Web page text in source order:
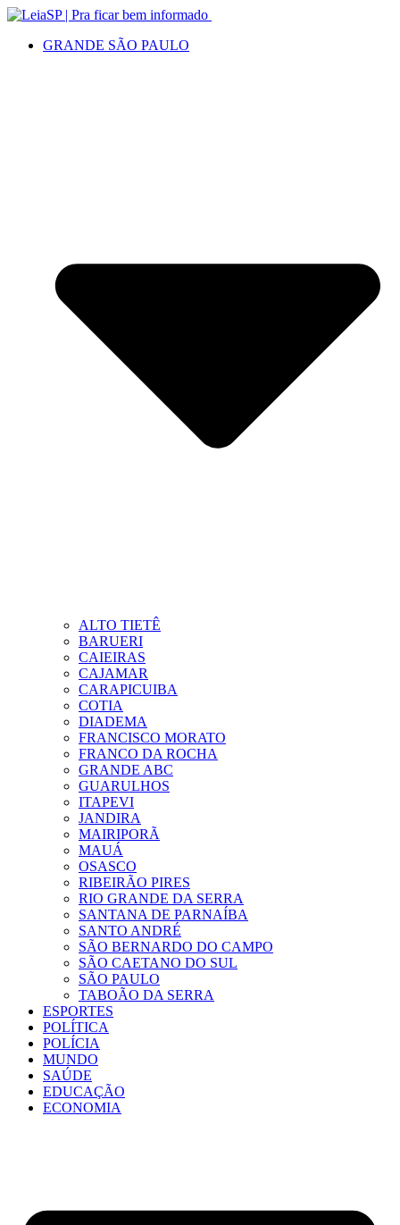
GRANDE SÃO PAULO
ALTO TIETÊ
BARUERI
CAIEIRAS
CAJAMAR
CARAPICUIBA
COTIA
DIADEMA
FRANCISCO MORATO
FRANCO DA ROCHA
GRANDE ABC
GUARULHOS
ITAPEVI
JANDIRA
MAIRIPORÃ
MAUÁ
OSASCO
RIBEIRÃO PIRES
RIO GRANDE DA SERRA
SANTANA DE PARNAÍBA
SANTO ANDRÉ
SÃO BERNARDO DO CAMPO
SÃO CAETANO DO SUL
SÃO PAULO
TABOÃO DA SERRA
ESPORTES
POLÍTICA
POLÍCIA
MUNDO
SAÚDE
EDUCAÇÃO
ECONOMIA